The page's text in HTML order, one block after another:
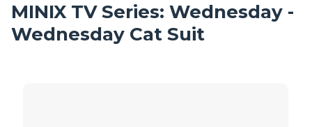
MINIX TV Series: Wednesday -
Wednesday Cat Suit